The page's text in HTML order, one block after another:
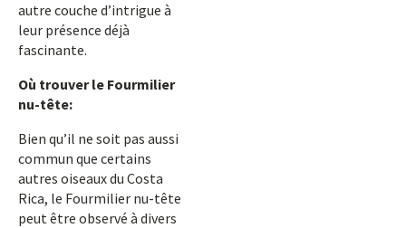
autre couche d’intrigue à
leur présence déjà
fascinante.
Où trouver le Fourmilier
nu-tête:
Bien qu’il ne soit pas aussi
commun que certains
autres oiseaux du Costa
Rica, le Fourmilier nu-tête
peut être observé à divers